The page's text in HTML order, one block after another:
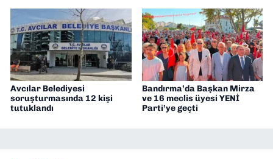
Avcılar Belediyesi
soruşturmasında 12 kişi
tutuklandı
Bandırma’da Başkan Mirza
ve 16 meclis üyesi YENİ
Parti’ye geçti